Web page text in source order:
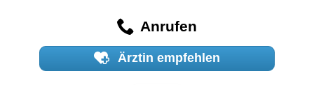
Anrufen
Ärztin empfehlen